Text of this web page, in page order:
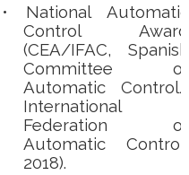
• National Automatic
Control Award
(CEA/IFAC, Spanish
Committee of
Automatic Control/
International
Federation of
Automatic Control,
2018).